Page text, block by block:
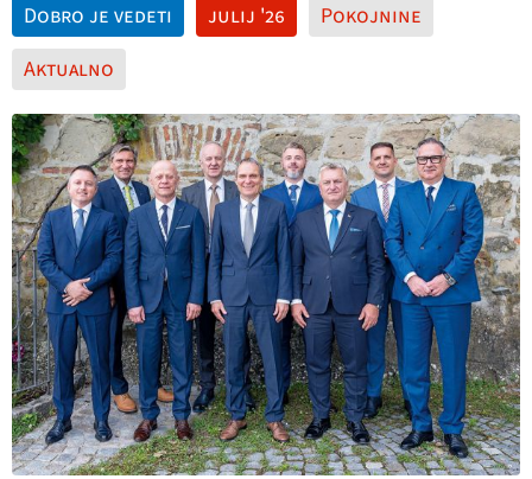
Dobro je vedeti julij '26
Pokojnine
Aktualno